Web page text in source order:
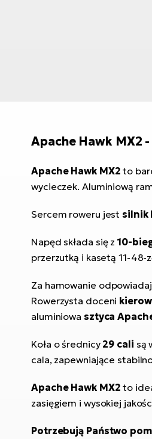
Apache Hawk MX2
Apache Hawk MX2 to
wycieczek. Aluminiową
Sercem roweru jestsilnik
Napęd składa się z10-
przerzutką i kasetą 11-48-
Za hamowanie
Rowerzysta doceni
aluminiowa sztyca
Koła o średnicy 29 cali są
cala, zapewniające
Apache Hawk MX2to
zasięgiem i wysokiej
Potrzebują Państwo